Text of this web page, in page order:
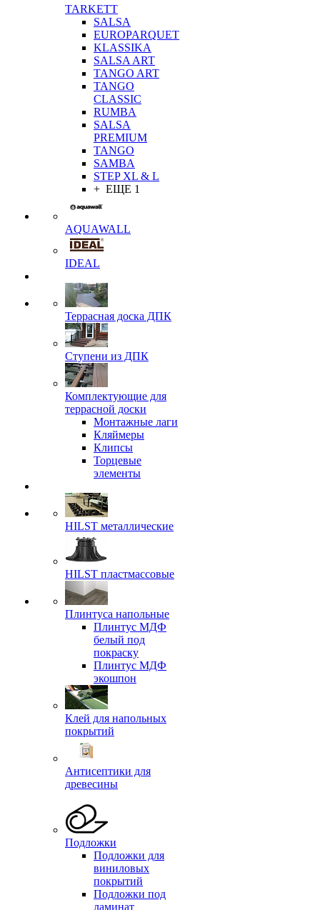
TARKETT
SALSA
EUROPARQUET
KLASSIKA
SALSA ART
TANGO ART
TANGO
CLASSIC
RUMBA
SALSA
PREMIUM
TANGO
SAMBA
STEP XL & L
+ ЕЩЕ 1
AQUAWALL
IDEAL
Террасная доска ДПК
Ступени из ДПК
Комплектующие для
террасной доски
Монтажные лаги
Кляймеры
Клипсы
Торцевые
элементы
HILST металлические
HILST пластмассовые
Плинтуса напольные
Плинтус МДФ
белый под
покраску
Плинтус МДФ
экошпон
Клей для напольных
покрытий
Антисептики для
древесины
Подложки
Подложки для
виниловых
покрытий
Подложки под
ламинат